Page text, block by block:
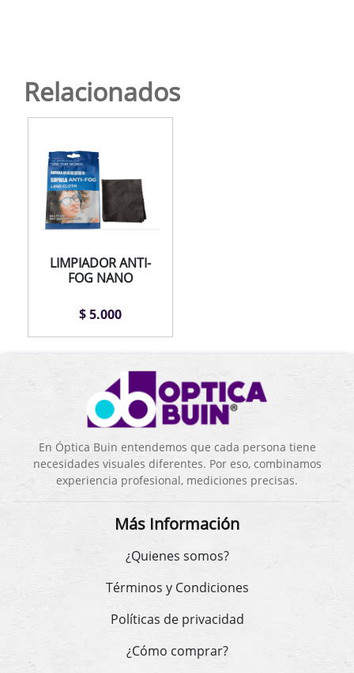
Relacionados
LIMPIADOR ANTI-
FOG NANO
$ 5.000
En Óptica Buin entendemos que cada persona tiene
necesidades visuales diferentes. Por eso, combinamos
experiencia profesional, mediciones precisas.
Más Información
¿Quienes somos?
Términos y Condiciones
Políticas de privacidad
¿Cómo comprar?